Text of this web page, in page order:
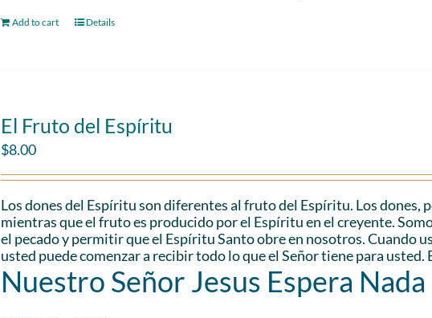
Add to cart Details
El Fruto del Espíritu
$8.00
Los dones del Espíritu son diferentes al fruto del Espíritu. Los dones,
mientras que el fruto es producido por el Espíritu en el creyente.
el pecado y permitir que el Espíritu Santo obre en nosotros. Cuando
usted puede comenzar a recibir todo lo que el Señor tiene para usted.
Nuestro Señor Jesus Espera